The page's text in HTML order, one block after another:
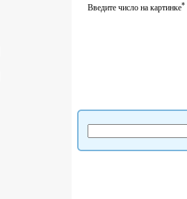
Введите число на картинке*